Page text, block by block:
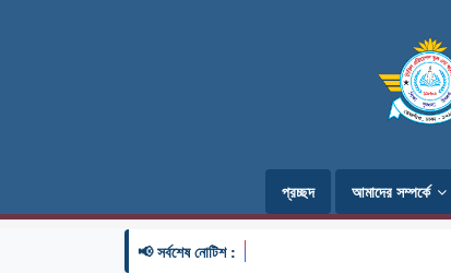
প্রচ্ছদ আমাদের সম্পর্কে
📢 সর্বশেষ নোটিশ :